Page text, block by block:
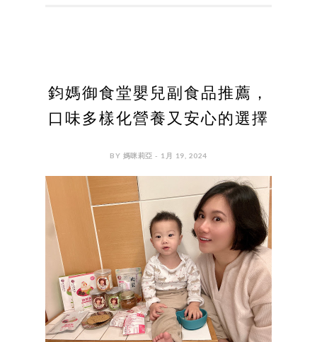
鈞媽御食堂嬰兒副食品推薦，
口味多樣化營養又安心的選擇
BY 媽咪莉亞 - 1月 19, 2024